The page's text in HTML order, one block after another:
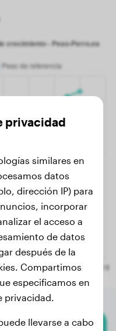
privacidad
similares en
datos
dirección IP) para
incorporar
el acceso a
de datos
después de la
Compartimos
especificamos en
privacidad.
llevarse a cabo